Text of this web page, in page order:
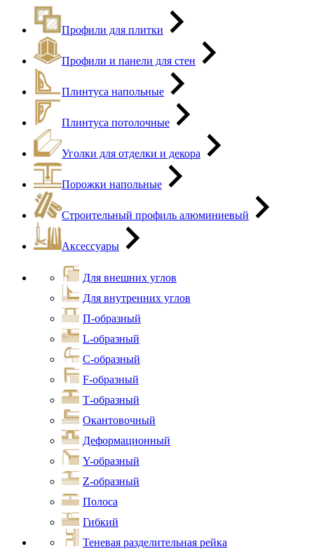
Профили для плитки
Профили и панели для стен
Плинтуса напольные
Плинтуса потолочные
Уголки для отделки и декора
Порожки напольные
Строительный профиль алюминиевый
Аксессуары
Для внешних углов
Для внутренних углов
П-образный
L-образный
С-образный
F-образный
Т-образный
Окантовочный
Деформационный
Y-образный
Z-образный
Полоса
Гибкий
Теневая разделительная рейка